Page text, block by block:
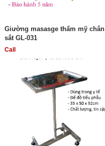
Giường masasge thẩm mỹ chân
sắt GL-031
Call